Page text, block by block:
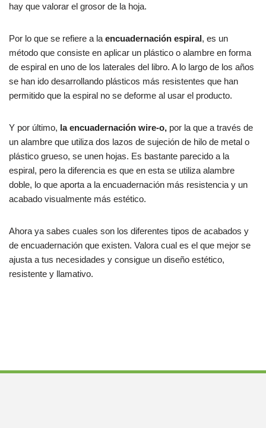
hay que valorar el grosor de la hoja.
Por lo que se refiere a la encuadernación espiral, es un
método que consiste en aplicar un plástico o alambre en forma
de espiral en uno de los laterales del libro. A lo largo de los años
se han ido desarrollando plásticos más resistentes que han
permitido que la espiral no se deforme al usar el producto.
Y por último, la encuadernación wire-o, por la que a través de
un alambre que utiliza dos lazos de sujeción de hilo de metal o
plástico grueso, se unen hojas. Es bastante parecido a la
espiral, pero la diferencia es que en esta se utiliza alambre
doble, lo que aporta a la encuadernación más resistencia y un
acabado visualmente más estético.
Ahora ya sabes cuales son los diferentes tipos de acabados y
de encuadernación que existen. Valora cual es el que mejor se
ajusta a tus necesidades y consigue un diseño estético,
resistente y llamativo.